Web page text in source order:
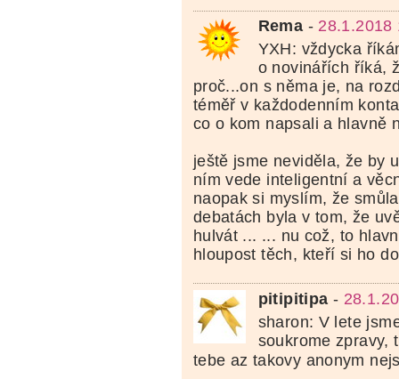
Rema - 28.1.2018
YXH: vždycka
o novinářích říká,
proč...on s něma je, na
téměř v každodenním
co o kom napsali a hlavně
ještě jsme neviděla, že by
ním vede inteligentní a
naopak si myslím, že
debatách byla v tom, že
hulvát ... ... nu což, to
hloupost těch, kteří si ho
pitipitipa -
sharon: V lete
soukrome zpravy,
tebe az takovy anonym